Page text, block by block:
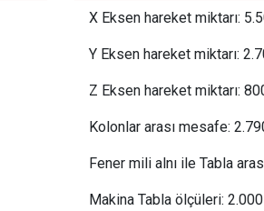
X Eksen hareket miktarı: 5.5
Y Eksen hareket miktarı:
Z Eksen hareket miktarı: 8
Kolonlar arası mesafe: 2
Fener mili alnı ile Tabla
Makina Tabla ölçüleri: 2.0